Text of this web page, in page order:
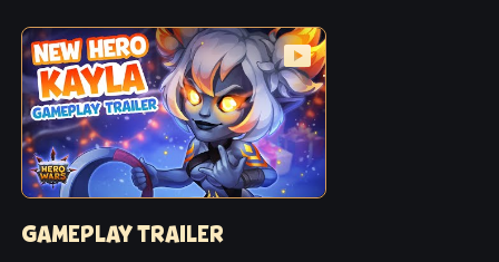
GAMEPLAY TRAILER